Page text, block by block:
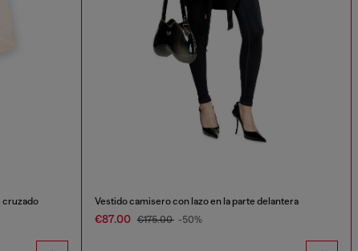
cruzado Vestido camisero con lazo en la parte delantera
€87.00 €175.00 -50%